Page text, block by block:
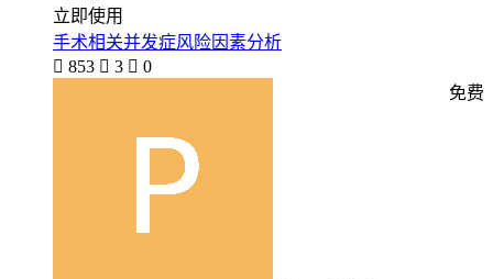
立即使用
手术相关并发症风险因素分析
 853  3  0
免费